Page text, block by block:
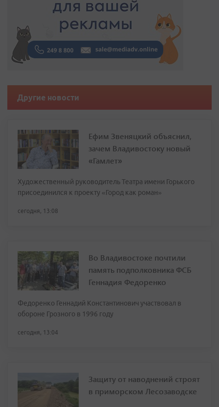
Другие новости
Ефим Звеняцкий объяснил,
зачем Владивостоку новый
«Гамлет»
Художественный руководитель Театра имени Горького
присоединился к проекту «Город как роман»
сегодня, 13:08
Во Владивостоке почтили
память подполковника ФСБ
Геннадия Федоренко
Федоренко Геннадий Константинович участвовал в
обороне Грозного в 1996 году
сегодня, 13:04
Защиту от наводнений строят
в приморском Лесозаводске